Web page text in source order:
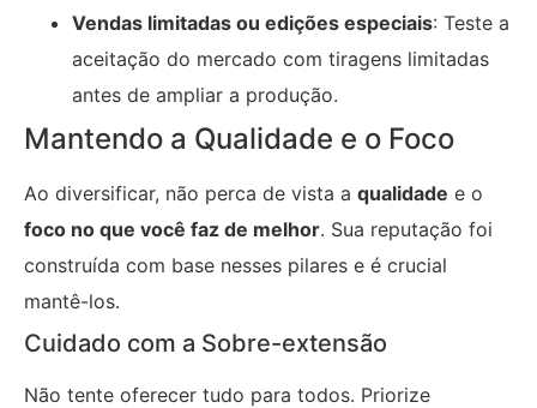
Vendas limitadas ou edições especiais: Teste a
aceitação do mercado com tiragens limitadas
antes de ampliar a produção.
Mantendo a Qualidade e o Foco
Ao diversificar, não perca de vista a qualidade e o
foco no que você faz de melhor. Sua reputação foi
construída com base nesses pilares e é crucial
mantê-los.
Cuidado com a Sobre-extensão
Não tente oferecer tudo para todos. Priorize